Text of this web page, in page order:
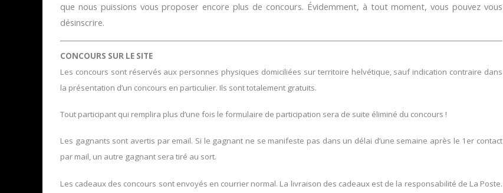
que nous puissions vous proposer encore plus de concours. Évidemment, à tout moment, vous pouvez vous
désinscrire.
CONCOURS SUR LE SITE
Les concours sont réservés aux personnes physiques domiciliées sur territoire helvétique, sauf indication contraire dans
la présentation d’un concours en particulier. Ils sont totalement gratuits.
Tout participant qui remplira plus d’une fois le formulaire de participation sera de suite éliminé du concours !
Les gagnants sont avertis par email. Si le gagnant ne se manifeste pas dans un délai d’une semaine après le 1er contact
par mail, un autre gagnant sera tiré au sort.
Les cadeaux des concours sont envoyés en courrier normal. La livraison des cadeaux est de la responsabilité de La Poste.